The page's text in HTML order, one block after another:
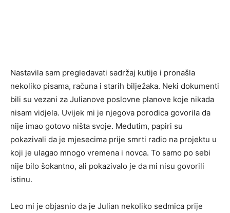
Nastavila sam pregledavati sadržaj kutije i pronašla
nekoliko pisama, računa i starih bilježaka. Neki dokumenti
bili su vezani za Julianove poslovne planove koje nikada
nisam vidjela. Uvijek mi je njegova porodica govorila da
nije imao gotovo ništa svoje. Međutim, papiri su
pokazivali da je mjesecima prije smrti radio na projektu u
koji je ulagao mnogo vremena i novca. To samo po sebi
nije bilo šokantno, ali pokazivalo je da mi nisu govorili
istinu.
Leo mi je objasnio da je Julian nekoliko sedmica prije